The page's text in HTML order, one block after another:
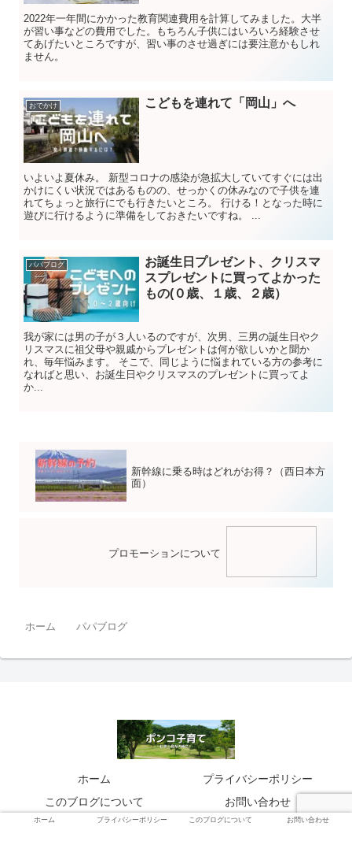
2022年一年間にかかった教育関連費用を計算してみました。大半
が習い事などの費用でした。もちろん子供にはいろいろ経験させ
てあげたいところですが、習い事のさせ過ぎには要注意かもしれ
ません。
おでかけ こどもを連れて「岡山」へ
いよいよ夏休み。 新型コロナの感染が急拡大していてすぐには出
かけにくい状況ではあるものの、せっかくの休みなので子供を連
れてちょっと旅行にでも行きたいところ。 行ける！となった時に
遊びに行けるように準備をしておきたいですね。 ...
パパブログ
お誕生日プレゼント、クリスマ
スプレゼントに買ってよかった
もの(０歳、１歳、２歳）
我が家には男の子が３人いるのですが、次男、三男の誕生日やク
リスマスに祖父母や親戚からプレゼントは何が欲しいかと聞か
れ、毎年悩みます。 そこで、同じように悩まれている方の参考に
なればと思い、お誕生日やクリスマスのプレゼントに買ってよ
か...
新幹線に乗る時はどれがお得？（西日本方
面）
プロモーションについて
ホーム パパブログ
ホーム
プライバシーポリシー
このブログについて
お問い合わせ
ホーム プライバシーポリシー このブログについて お問い合わせ